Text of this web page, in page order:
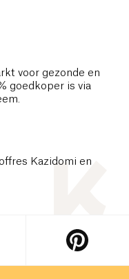
voor gezonde en
goedkoper is via
Kazidomi en